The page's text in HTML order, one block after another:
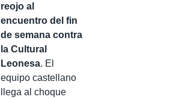
reojo al
encuentro del fin
de semana contra
la Cultural
Leonesa. El
equipo castellano
llega al choque